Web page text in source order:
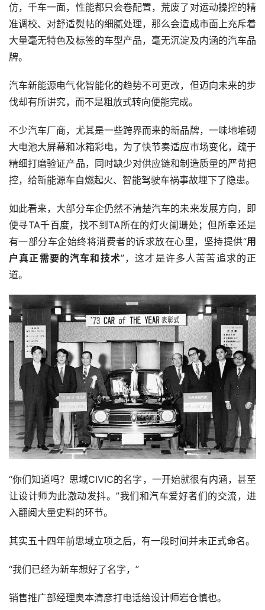
仿，千车一面，性能都只会卷配置，荒废了对运动操控的精
准调校、对舒适熨帖的细腻处理，那么会造成市面上充斥着
大量毫无特色及标签的车型产品，毫无沉淀及内涵的汽车品
牌。
汽车新能源电气化智能化的趋势不可更改，但迈向未来的步
伐却有所讲究，而不是粗放式转向便能完成。
不少汽车厂商，尤其是一些跨界而来的新品牌，一味地堆砌
大电池大屏幕和冰箱彩电，为了快节奏适应市场变化，疏于
精细打磨验证产品，同时缺少对供应链和制造质量的严苛把
控，给新能源车自燃起火、智能驾驶车祸事故埋下了隐患。
如此看来，大部分车企仍然不清楚汽车的未来发展方向，即
便寻TA千百度，找不到TA所在的灯火阑珊处；但所幸还是
有一部分车企始终将消费者的诉求放在心里，坚持提供“用
户真正需要的汽车和技术”，这才是许多人苦苦追求的正
道。
“你们知道吗？思域CIVIC的名字，一开始就很有内涵，甚至
让设计师为此激动发抖。”我们和汽车爱好者们的交流，进
入翻阅大量史料的环节。
其实五十四年前思域立项之后，有一段时间并未正式命名。
“我们已经为新车想好了名字，”
销售推广部经理奥本清彦打电话给设计师岩仓慎也。